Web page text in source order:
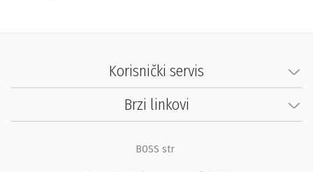
Korisnički servis
Brzi linkovi
BOSS str